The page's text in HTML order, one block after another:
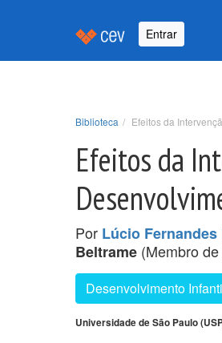
Entrar
Biblioteca Efeitos da
Efeitos da
Por Lúcio
Beltrame (Membro
Desenvolvimento
Universidade de São Paulo